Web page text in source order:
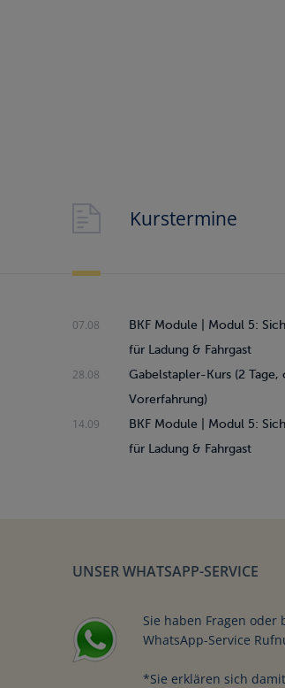
Kurstermine
07.08
BKF Module | Modul 5:
für Ladung & Fahrgast
28.08
Gabelstapler-Kurs (2 Tage,
Vorerfahrung)
14.09
BKF Module | Modul 5:
für Ladung & Fahrgast
UNSER WHATSAPP-SERVICE
Sie haben Fragen
WhatsApp-Service
*Sie erklären sich